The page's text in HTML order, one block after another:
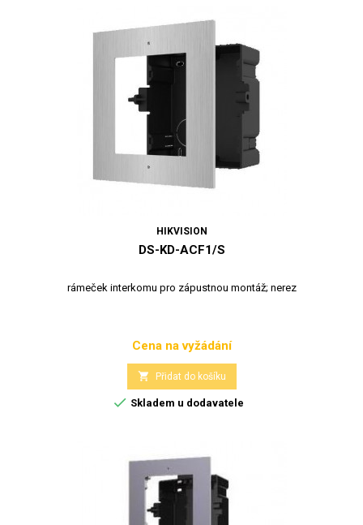
HIKVISION
DS-KD-ACF1/S
rámeček interkomu pro zápustnou montáž; nerez
Cena
Cena na vyžádání
 Přidat do košíku
 Skladem u dodavatele